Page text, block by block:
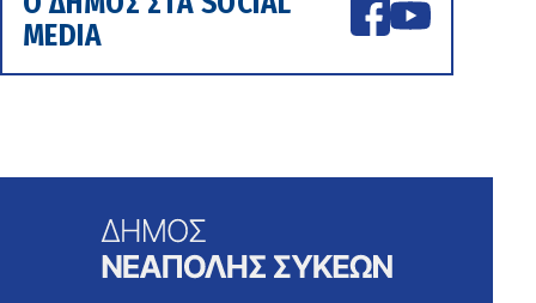
MEDIA